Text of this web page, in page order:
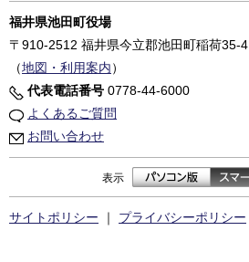
福井県池田町役場
〒910-2512 福井県今立郡池田町稲荷35-4
（地図・利用案内）
代表電話番号 0778-44-6000
よくあるご質問
お問い合わせ
表示
サイトポリシー ｜ プライバシーポリシー